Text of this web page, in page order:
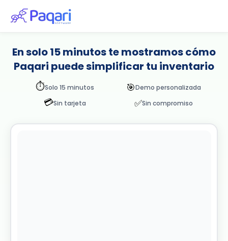
En solo 15 minutos te mostramos cómo
Paqari puede simplificar tu inventario
⏱️Solo 15 minutos 🎯Demo personalizada
💳Sin tarjeta ✅Sin compromiso